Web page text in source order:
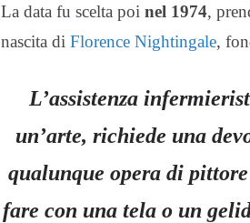
La data fu scelta poi nel 1974,
nascita di Florence Nightingale,
L’assistenza
un’arte, richiede una
qualunque opera di
fare con una tela o un